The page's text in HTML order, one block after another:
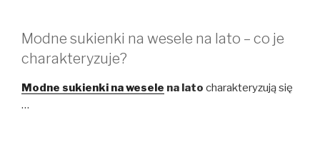
Modne sukienki na wesele na lato – co je
charakteryzuje?
Modne sukienki na wesele na lato charakteryzują się
…